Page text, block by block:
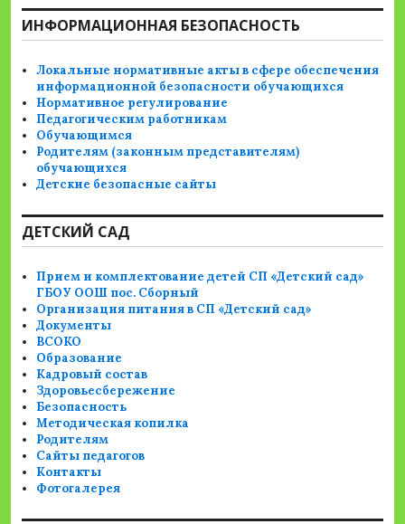
ИНФОРМАЦИОННАЯ БЕЗОПАСНОСТЬ
Локальные нормативные акты в сфере обеспечения
информационной безопасности обучающихся
Нормативное регулирование
Педагогическим работникам
Обучающимся
Родителям (законным представителям)
обучающихся
Детские безопасные сайты
ДЕТСКИЙ САД
Прием и комплектование детей СП «Детский сад»
ГБОУ ООШ пос. Сборный
Организация питания в СП «Детский сад»
Документы
ВСОКО
Образование
Кадровый состав
Здоровьесбережение
Безопасность
Методическая копилка
Родителям
Сайты педагогов
Контакты
Фотогалерея